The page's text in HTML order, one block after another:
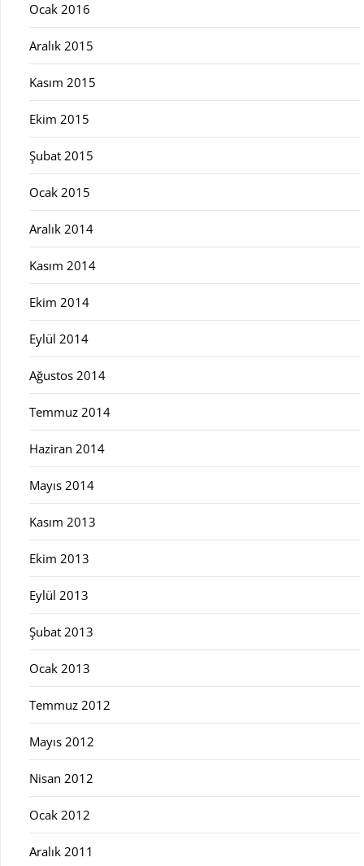
Ocak 2016
Aralık 2015
Kasım 2015
Ekim 2015
Şubat 2015
Ocak 2015
Aralık 2014
Kasım 2014
Ekim 2014
Eylül 2014
Ağustos 2014
Temmuz 2014
Haziran 2014
Mayıs 2014
Kasım 2013
Ekim 2013
Eylül 2013
Şubat 2013
Ocak 2013
Temmuz 2012
Mayıs 2012
Nisan 2012
Ocak 2012
Aralık 2011